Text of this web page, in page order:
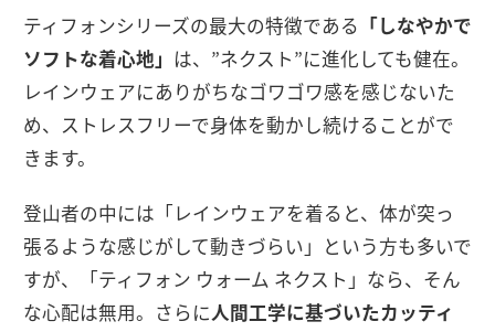
ティフォンシリーズの最大の特徴である 「しなやかで
ソフトな着心地」 は、”ネクスト”に進化しても健在。
レインウェアにありがちなゴワゴワ感を感じないた
め、ストレスフリーで身体を動かし続けることがで
きます。
登山者の中には「レインウェアを着ると、体が突っ
張るような感じがして動きづらい」という方も多いで
すが、「ティフォン ウォーム ネクスト」なら、そん
な心配は無用。さらに人間工学に基づいたカッティ